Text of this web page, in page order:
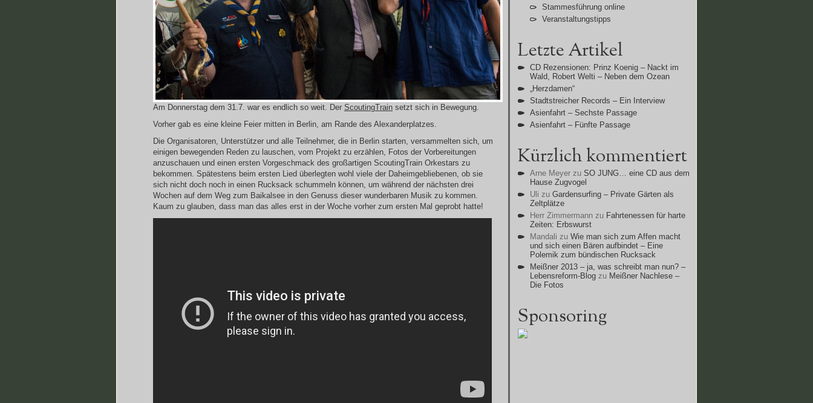
Am Donnerstag dem 31.7. war es endlich so weit. Der ScoutingTrain setzt sich in Bewegung.
Vorher gab es eine kleine Feier mitten in Berlin, am Rande des Alexanderplatzes.
Die Organisatoren, Unterstützer und alle Teilnehmer, die in Berlin starten, versammelten sich, um
einigen bewegenden Reden zu lauschen, vom Projekt zu erzählen, Fotos der Vorbereitungen
anzuschauen und einen ersten Vorgeschmack des großartigen ScoutingTrain Orkestars zu
bekommen. Spätestens beim ersten Lied überlegten wohl viele der Daheimgebliebenen, ob sie
sich nicht doch noch in einen Rucksack schummeln können, um während der nächsten drei
Wochen auf dem Weg zum Baikalsee in den Genuss dieser wunderbaren Musik zu kommen.
Kaum zu glauben, dass man das alles erst in der Woche vorher zum ersten Mal geprobt hatte!
Stammesführung online
Veranstaltungstipps
Letzte Artikel
CD Rezensionen: Prinz Koenig – Nackt im
Wald, Robert Welti – Neben dem Ozean
„Herzdamen“
Stadtstreicher Records – Ein Interview
Asienfahrt – Sechste Passage
Asienfahrt – Fünfte Passage
Kürzlich kommentiert
Arne Meyer zu SO JUNG… eine CD aus dem
Hause Zugvogel
Uli zu Gardensurfing – Private Gärten als
Zeltplätze
Herr Zimmermann zu Fahrtenessen für harte
Zeiten: Erbswurst
Mandali zu Wie man sich zum Affen macht
und sich einen Bären aufbindet – Eine
Polemik zum bündischen Rucksack
Meißner 2013 – ja, was schreibt man nun? –
Lebensreform-Blog zu Meißner Nachlese –
Die Fotos
Sponsoring